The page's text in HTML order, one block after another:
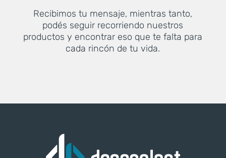
Recibimos tu mensaje, mientras tanto,
podés seguir recorriendo nuestros
productos y encontrar eso que te falta para
cada rincón de tu vida.